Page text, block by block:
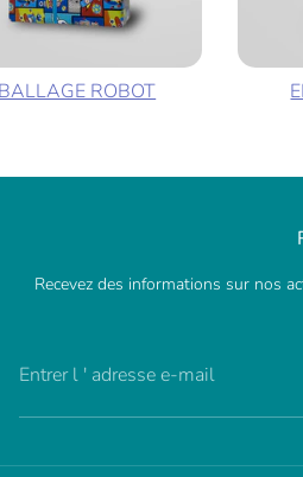
ROBOT
Recevez des informations sur nos
Entrer l ' adresse e-mail